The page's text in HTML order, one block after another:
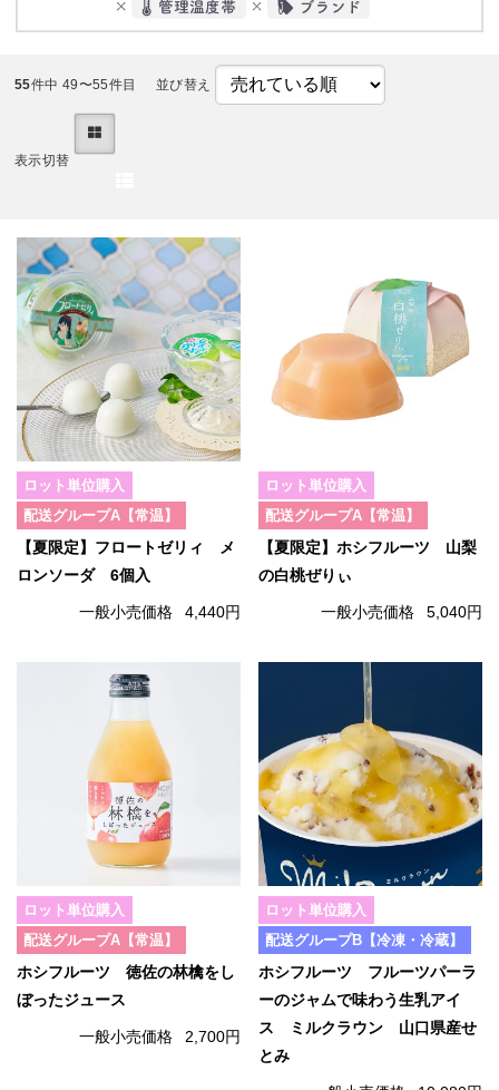
55件中 49〜55件目 並び替え
表示切替
ロット単位購入
配送グループA【常温】
【夏限定】フロートゼリィ メ
ロンソーダ 6個入
一般小売価格 4,440円
ロット単位購入
配送グループA【常温】
【夏限定】ホシフルーツ 山梨
の白桃ぜりぃ
一般小売価格 5,040円
ロット単位購入
配送グループA【常温】
ホシフルーツ 徳佐の林檎をし
ぼったジュース
一般小売価格 2,700円
ロット単位購入
配送グループB【冷凍・冷蔵】
ホシフルーツ フルーツパーラ
ーのジャムで味わう生乳アイ
ス ミルクラウン 山口県産せ
とみ